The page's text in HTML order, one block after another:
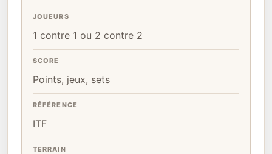
JOUEURS
1 contre 1 ou 2 contre 2
SCORE
Points, jeux, sets
RÉFÉRENCE
ITF
TERRAIN